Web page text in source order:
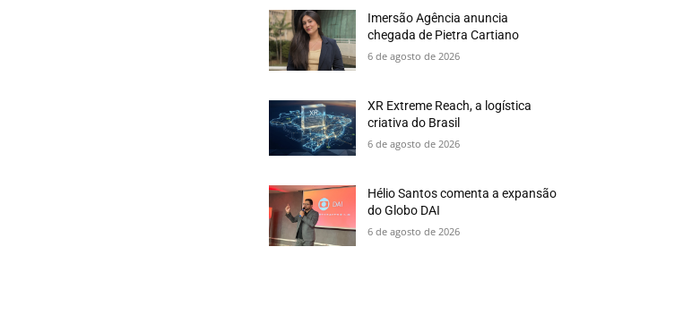
Imersão Agência anuncia
chegada de Pietra Cartiano
6 de agosto de 2026
XR Extreme Reach, a logística
criativa do Brasil
6 de agosto de 2026
Hélio Santos comenta a expansão
do Globo DAI
6 de agosto de 2026